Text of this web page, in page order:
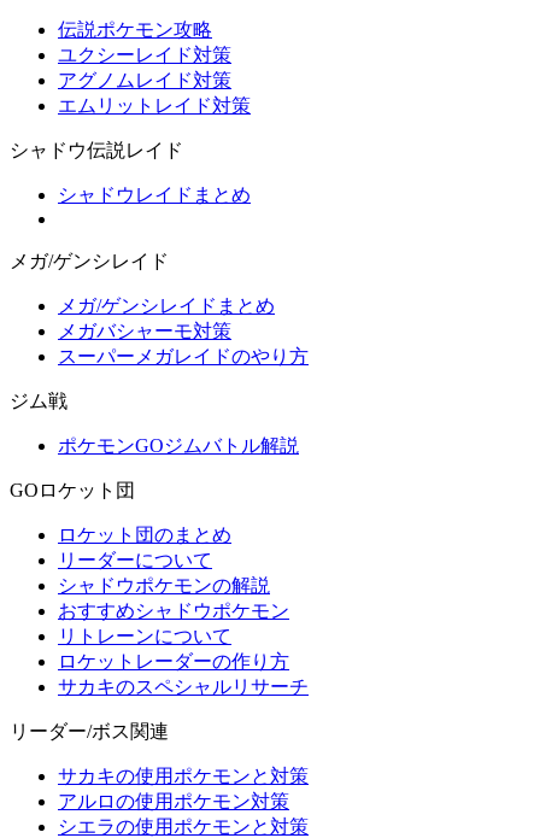
伝説ポケモン攻略
ユクシーレイド対策
アグノムレイド対策
エムリットレイド対策
シャドウ伝説レイド
シャドウレイドまとめ
メガ/ゲンシレイド
メガ/ゲンシレイドまとめ
メガバシャーモ対策
スーパーメガレイドのやり方
ジム戦
ポケモンGOジムバトル解説
GOロケット団
ロケット団のまとめ
リーダーについて
シャドウポケモンの解説
おすすめシャドウポケモン
リトレーンについて
ロケットレーダーの作り方
サカキのスペシャルリサーチ
リーダー/ボス関連
サカキの使用ポケモンと対策
アルロの使用ポケモン対策
シエラの使用ポケモンと対策